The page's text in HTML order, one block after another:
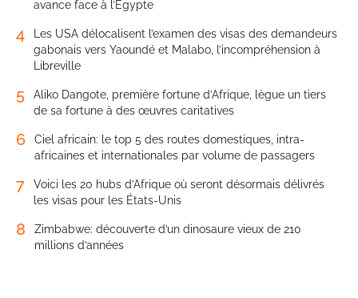
avance face à l’Égypte
4
Les USA délocalisent l’examen des visas des demandeurs
gabonais vers Yaoundé et Malabo, l’incompréhension à
Libreville
5
Aliko Dangote, première fortune d’Afrique, lègue un tiers
de sa fortune à des œuvres caritatives
6
Ciel africain: le top 5 des routes domestiques, intra-
africaines et internationales par volume de passagers
7
Voici les 20 hubs d’Afrique où seront désormais délivrés
les visas pour les États-Unis
8
Zimbabwe: découverte d’un dinosaure vieux de 210
millions d’années